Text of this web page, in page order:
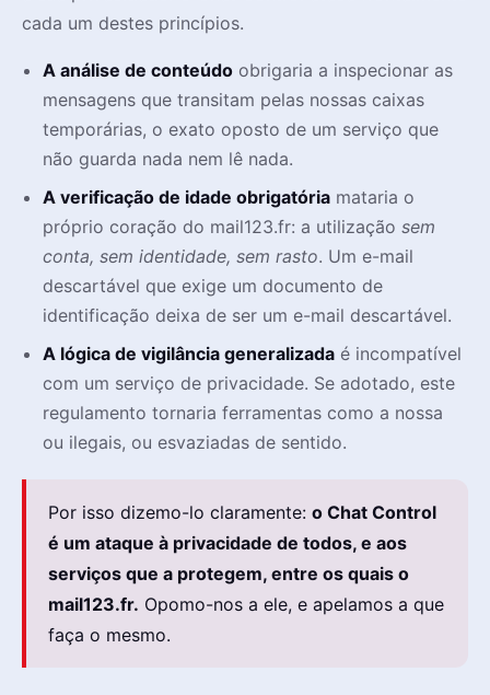
cada um destes princípios.
A análise de conteúdo obrigaria a inspecionar as
mensagens que transitam pelas nossas caixas
temporárias, o exato oposto de um serviço que
não guarda nada nem lê nada.
A verificação de idade obrigatória mataria o
próprio coração do mail123.fr: a utilizaçãosem
conta, sem identidade, sem rasto. Um e-mail
descartável que exige um documento de
identificação deixa de ser um e-mail descartável.
A lógica de vigilância generalizada é incompatível
com um serviço de privacidade. Se adotado, este
regulamento tornaria ferramentas como a nossa
ou ilegais, ou esvaziadas de sentido.
Por isso dizemo-lo claramente: o Chat Control
é um ataque à privacidade de todos, e aos
serviços que a protegem, entre os quais o
mail123.fr. Opomo-nos a ele, e apelamos a que
faça o mesmo.